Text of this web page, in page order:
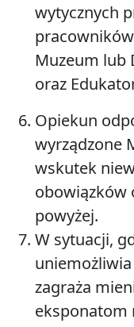
wytycznych
pracowników
Muzeum lub
oraz
Opiekun
wyrządzone
wskutek
obowiązków
powyżej.
W sytuacji,
zagraża
eksponatom